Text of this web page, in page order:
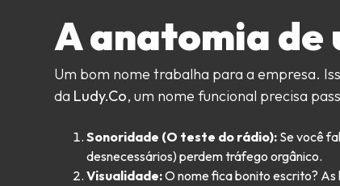
Industrial), você
propriedade real
A anatomia de
Um bom nome trabalha para a empresa.
da Ludy.Co, um nome funcional precisa
Sonoridade (O teste do rádio): Se você
desnecessários) perdem tráfego orgânico.
Visualidade:O nome fica bonito escrito?